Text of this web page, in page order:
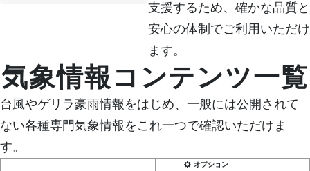
支援するため、確かな品質と
安心の体制でご利用いただけ
ます。
気象情報コンテンツ一覧
台風やゲリラ豪雨情報をはじめ、一般には公開されて
ない各種専門気象情報をこれ一つで確認いただけま
す。
オプション